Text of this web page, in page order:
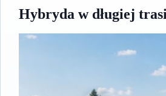
Hybryda w długiej